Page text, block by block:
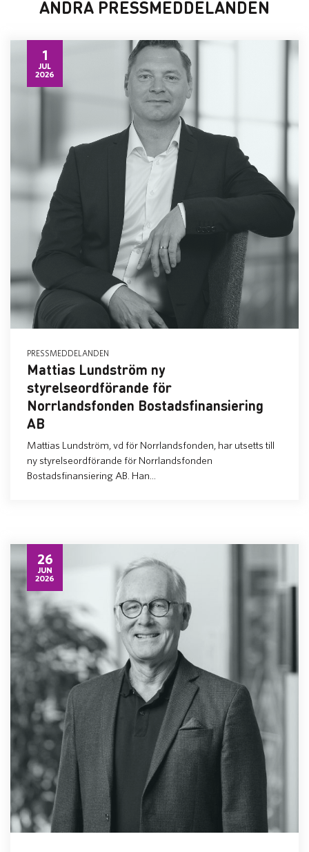
ANDRA PRESSMEDDELANDEN
1
JUL
2026
PRESSMEDDELANDEN
Mattias Lundström ny
styrelseordförande för
Norrlandsfonden Bostadsfinansiering
AB
Mattias Lundström, vd för Norrlandsfonden, har utsetts till
ny styrelseordförande för Norrlandsfonden
Bostadsfinansiering AB. Han...
26
JUN
2026